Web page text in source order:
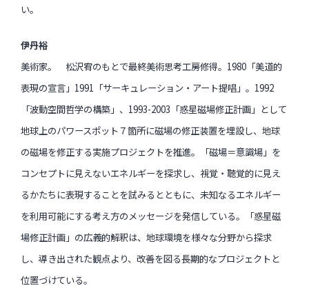
い。
伊丹裕
美術家。 松沢宥のもとで最終美術思考工房修得。1980「美道的
表現の宣言」1991「サーキュレーション・アート提唱」。1992
「波動空間哲学の構築」、1993-2003「惑星磁場修正計画」として
地球上のパワースポット７箇所に磁場の修正装置を埋設し、地球
の磁場を修正する実施プロジェクトを推進。「磁場＝意識場」を
コンセプトに見えないエネルギーを探求し、視覚・聴覚的に見え
るかたちに表現することを試みるとともに、未知なるエネルギー
を利用可能にする考え方のメッセージを発信している。「惑星磁
場修正計画」の広義的解釈は、地球環境を様々な分野から探求
し、導き出された観点より、改善を図る長期的なプロジェクトと
位置づけている。